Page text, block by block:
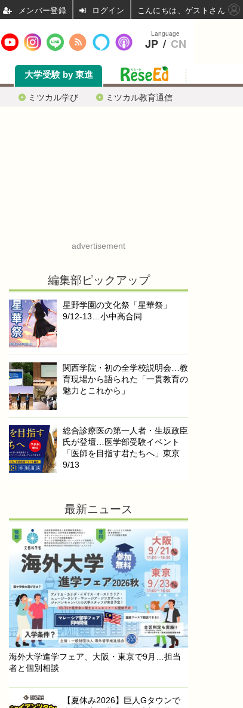
ミツカル学び ミツカル教育通信
大学受験 by 東進
advertisement
編集部ピックアップ
星野学園の文化祭「星華祭」
9/12-13…小中高合同
関西学院・初の全学校説明会…教
育現場から語られた「一貫教育の
魅力とこれから」
総合診療医の第一人者・生坂政臣
氏が登壇…医学部受験イベント
「医師を目指す君たちへ」東京
9/13
最新ニュース
海外大学進学フェア、大阪・東京で9月…担当
者と個別相談
【夏休み2026】巨人Gタウンで
Language
JP / CN
ログイン こんにちは、ゲストさん